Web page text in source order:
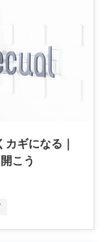
ギになる｜
こう